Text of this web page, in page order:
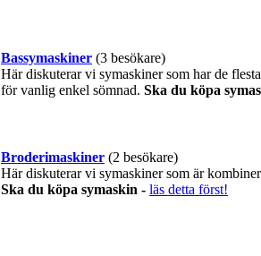
Bassymaskiner (3 besökare)
Här diskuterar vi symaskiner som har de
för vanlig enkel sömnad. Ska du köpa
Broderimaskiner (2 besökare)
Här diskuterar vi symaskiner som är
Ska du köpa symaskin - läs detta först!